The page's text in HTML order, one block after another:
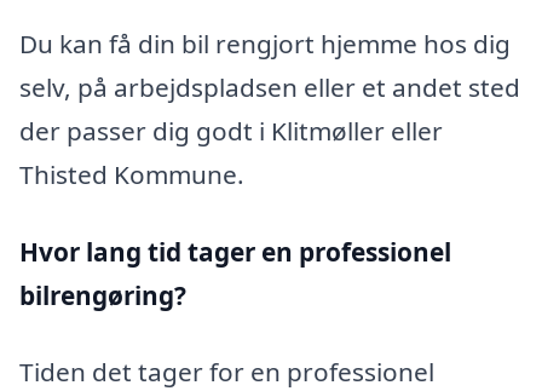
Du kan få din bil rengjort hjemme hos dig
selv, på arbejdspladsen eller et andet sted
der passer dig godt i Klitmøller eller
Thisted Kommune.
Hvor lang tid tager en professionel
bilrengøring?
Tiden det tager for en professionel